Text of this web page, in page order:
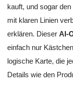
kauft, und sogar
mit klaren Linien
erklären. Dieser AI-
einfach nur
logische Karte, die
Details wie den